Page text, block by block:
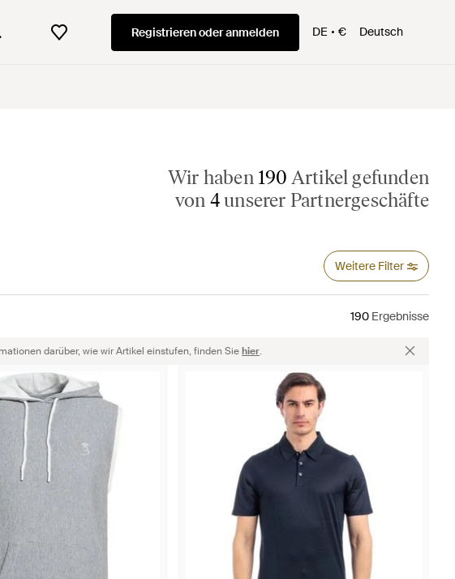
Registrieren oder anmelden DE € Deutsch
Wir haben 190 Artikel gefunden
von 4unserer Partnergeschäfte
Weitere Filter
190 Ergebnisse
darüber, wie wir Artikel einstufen, finden Siehier.